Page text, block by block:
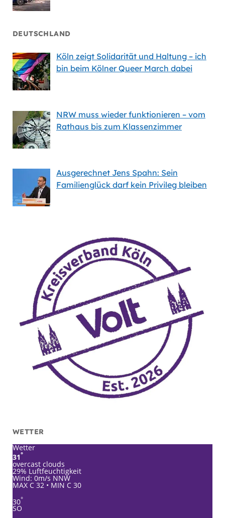
DEUTSCHLAND
Köln zeigt Solidarität und Haltung – ich
bin beim Kölner Queer March dabei
NRW muss wieder funktionieren – vom
Rathaus bis zum Klassenzimmer
Ausgerechnet Jens Spahn: Sein
Familienglück darf kein Privileg bleiben
WETTER
Wetter
31°
overcast clouds
29% Luftfeuchtigkeit
Wind: 0m/s NNW
MAX C 32 • MIN C 30
30°
SO